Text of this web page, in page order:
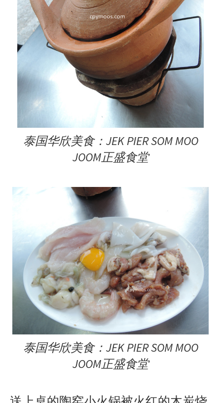
泰国华欣美食：JEK PIER SOM MOO
JOOM正盛食堂
泰国华欣美食：JEK PIER SOM MOO
JOOM正盛食堂